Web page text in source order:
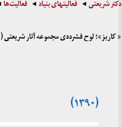
دکتر شریعتی فعالیتهای بنیاد فعالیت‌ها
« کاریز»؛ لوح فشرده‌ی مجموعه آثار شریعتی (۱۳۹۰)
(۱۳۹۰)